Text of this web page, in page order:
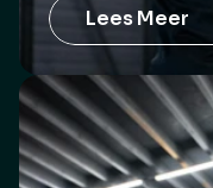
Lees Meer